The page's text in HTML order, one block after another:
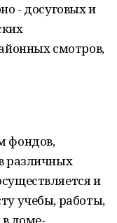
- досуговых и
смотров,
фондов,
различных
и
учебы, работы,